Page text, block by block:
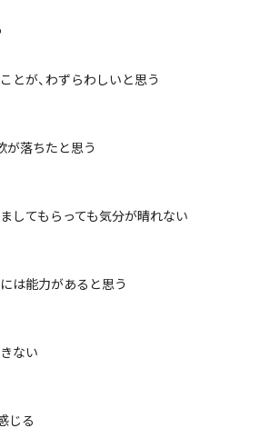
とが、わずらわしいと思う
が落ちたと思う
してもらっても気分が晴れない
は能力があると思う
ない
じる